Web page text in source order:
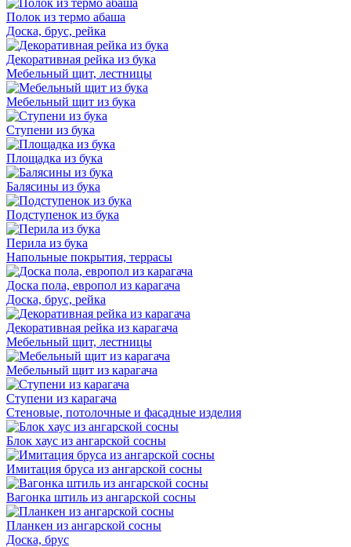
Полок из термо абаша
Доска, брус, рейка
Декоративная рейка из бука
Мебельный щит, лестницы
Мебельный щит из бука
Ступени из бука
Площадка из бука
Балясины из бука
Подступенок из бука
Перила из бука
Напольные покрытия, террасы
Доска пола, европол из карагача
Доска, брус, рейка
Декоративная рейка из карагача
Мебельный щит, лестницы
Мебельный щит из карагача
Ступени из карагача
Стеновые, потолочные и фасадные изделия
Блок хаус из ангарской сосны
Имитация бруса из ангарской сосны
Вагонка штиль из ангарской сосны
Планкен из ангарской сосны
Доска, брус